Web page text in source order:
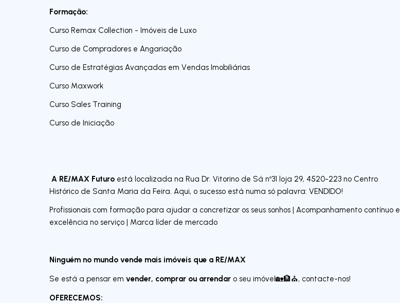
Formação:
Curso Remax Collection - Imóveis de Luxo
Curso de Compradores e Angariação
Curso de Estratégias Avançadas em Vendas Imobiliárias
Curso Maxwork
Curso Sales Training
Curso de Iniciação
A RE/MAX Futuro está localizada na Rua Dr. Vitorino de Sá nº31 loja 29, 4520-223 no Centro
Histórico de Santa Maria da Feira. Aqui, o sucesso está numa só palavra: VENDIDO!
Profissionais com formação para ajudar a concretizar os seus sonhos | Acompanhamento contínuo e
excelência no serviço | Marca líder de mercado
Ninguém no mundo vende mais imóveis que a RE/MAX
Se está a pensar em vender, comprar ou arrendar o seu imóvel🏡🏦⛪, contacte-nos!
OFERECEMOS: